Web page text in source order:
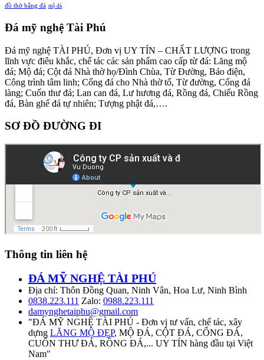
đồ thờ bằng đá mộ đá
Đá mỹ nghệ Tài Phú
Đá mỹ nghệ TÀI PHÚ, Đơn vị UY TÍN – CHẤT LƯỢNG trong
lĩnh vực điêu khắc, chế tác các sản phẩm cao cấp từ đá: Lăng mộ
đá; Mộ đá; Cột đá Nhà thờ họ/Đình Chùa, Từ Đường, Bảo điện,
Công trình tâm linh; Cổng đá cho Nhà thờ tổ, Từ đường, Cổng đá
làng; Cuốn thư đá; Lan can đá, Lư hương đá, Rồng đá, Chiếu Rồng
đá, Bàn ghế đá tự nhiên; Tượng phật đá,….
SƠ ĐỒ ĐƯỜNG ĐI
Thông tin liên hệ
ĐÁ MỸ NGHỆ TÀI PHÚ
Địa chỉ: Thôn Đồng Quan, Ninh Vân, Hoa Lư, Ninh Bình
0838.223.111 Zalo: 0988.223.111
damynghetaiphu@gmail.com
"ĐÁ MỸ NGHỆ TÀI PHÚ - Đơn vị tư vấn, chế tác, xây
dựng LĂNG MỘ ĐẸP, MỘ ĐÁ, CỘT ĐÁ, CỔNG ĐÁ,
CUỐN THƯ ĐÁ, RỒNG ĐÁ,... UY TÍN hàng đầu tại Việt
Nam"